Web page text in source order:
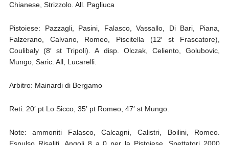
Chianese, Strizzolo. All. Pagliuca
Pistoiese: Pazzagli, Pasini, Falasco, Vassallo, Di Bari, Piana,
Falzerano, Calvano, Romeo, Piscitella (12′ st Frascatore),
Coulibaly (8′ st Tripoli). A disp. Olczak, Celiento, Golubovic,
Mungo, Saric. All, Lucarelli.
Arbitro: Mainardi di Bergamo
Reti: 20′ pt Lo Sicco, 35′ pt Romeo, 47′ st Mungo.
Note: ammoniti Falasco, Calcagni, Calistri, Boilini, Romeo.